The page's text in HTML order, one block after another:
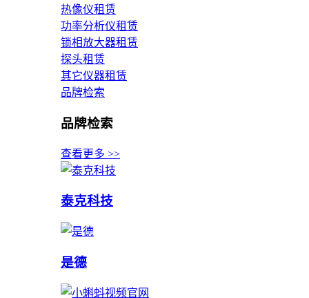
热像仪租赁
功率分析仪租赁
锁相放大器租赁
探头租赁
其它仪器租赁
品牌检索
品牌检索
查看更多 >>
泰克科技
是德